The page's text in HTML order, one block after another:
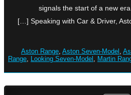
signals the start of a new
Speaking with Car & Driver,
Aston Range, Aston Seven-Model ,
Range, Looking Seven-Model , Martin